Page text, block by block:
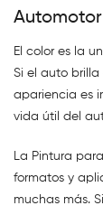
Automotor
El color es la
Si el auto brilla
apariencia es
vida útil del
La Pintura
formatos y
muchas más.